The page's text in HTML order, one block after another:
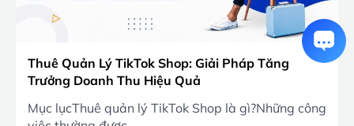
Thuê Quản Lý TikTok Shop: Giải Pháp Tăng
Trưởng Doanh Thu Hiệu Quả
Mục lụcThuê quản lý TikTok Shop là gì?Những công